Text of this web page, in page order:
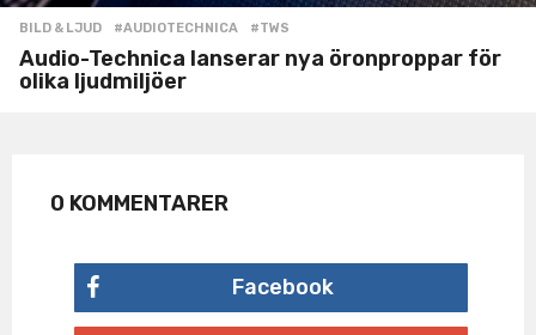
BILD & LJUD #AUDIOTECHNICA ,#TWS
Audio-Technica lanserar nya öronproppar för
olika ljudmiljöer
0 KOMMENTARER
Facebook